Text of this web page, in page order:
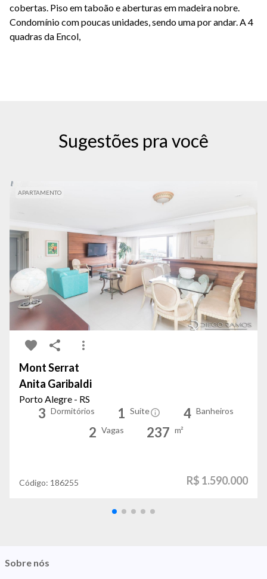
cobertas. Piso em taboão e aberturas em madeira nobre.
Condomínio com poucas unidades, sendo uma por andar. A 4
quadras da Encol,
Sugestões pra você
APARTAMENTO
Mont Serrat
Anita Garibaldi
Porto Alegre - RS
3 Dormitórios 1 Suíte 4 Banheiros
2 Vagas 237 m²
Código: 186255 R$ 1.590.000
Sobre nós